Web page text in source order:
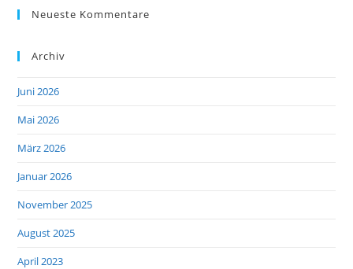
Neueste Kommentare
Archiv
Juni 2026
Mai 2026
März 2026
Januar 2026
November 2025
August 2025
April 2023